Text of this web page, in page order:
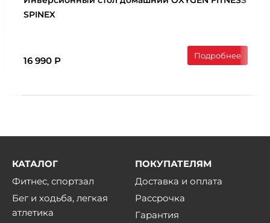
SPINEX
16 990 Р Подробнее
КАТАЛОГ
Фитнес, спортзал
Бег и ходьба, легкая
атлетика
ПОКУПАТЕЛЯМ
Доставка и оплата
Рассрочка
Гарантия